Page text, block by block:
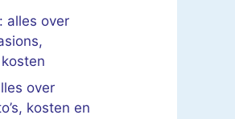
alles over
over
kosten en